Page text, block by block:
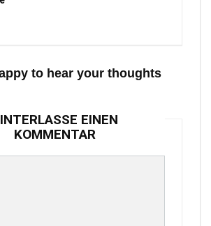
to hear your thoughts
EINEN
KOMMENTAR